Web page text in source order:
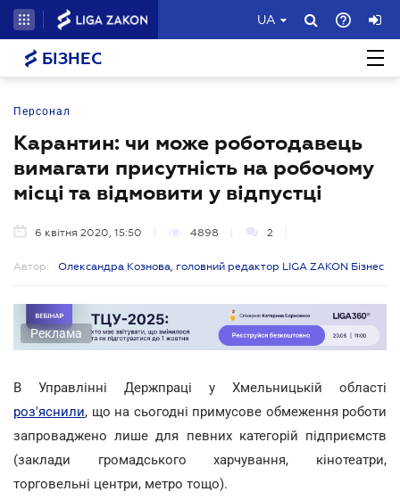
UA
БІЗНЕС
Персонал
Карантин: чи може роботодавець
вимагати присутність на робочому
місці та відмовити у відпустці
6 квітня 2020, 15:50 4898 2
Автор: Олександра Кознова, головний редактор LIGA ZAKON Бізнес
Реклама
В Управлінні Держпраці у Хмельницькій області
роз'яснили, що на сьогодні примусове обмеження роботи
запроваджено лише для певних категорій підприємств
(заклади громадського харчування, кінотеатри,
торговельні центри, метро тощо).